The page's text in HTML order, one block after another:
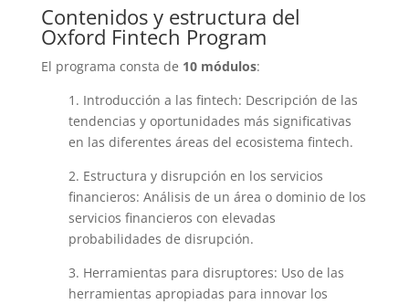
Contenidos y estructura del
Oxford Fintech Program
El programa consta de 10 módulos:
1. Introducción a las fintech: Descripción de las
tendencias y oportunidades más significativas
en las diferentes áreas del ecosistema fintech.
2. Estructura y disrupción en los servicios
financieros: Análisis de un área o dominio de los
servicios financieros con elevadas
probabilidades de disrupción.
3. Herramientas para disruptores: Uso de las
herramientas apropiadas para innovar los